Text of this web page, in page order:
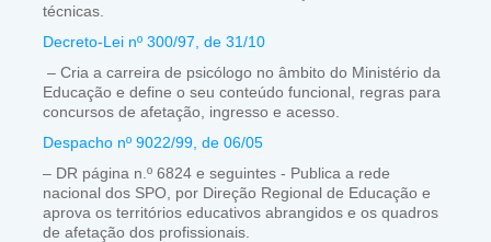
técnicas.
Decreto-Lei nº 300/97, de 31/10
– Cria a carreira de psicólogo no âmbito do Ministério da
Educação e define o seu conteúdo funcional, regras para
concursos de afetação, ingresso e acesso.
Despacho nº 9022/99, de 06/05
– DR página n.º 6824 e seguintes - Publica a rede
nacional dos SPO, por Direção Regional de Educação e
aprova os territórios educativos abrangidos e os quadros
de afetação dos profissionais.